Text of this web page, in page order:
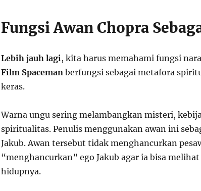
Fungsi Awan Chopra
Lebih jauh lagi, kita harus memahami fungsi
Film Spacemanberfungsi sebagai metafora
keras.
Warna ungu sering melambangkan misteri,
spiritualitas. Penulis menggunakan awan ini
Jakub. Awan tersebut tidak menghancurkan
“menghancurkan” ego Jakub agar ia bisa
hidupnya.